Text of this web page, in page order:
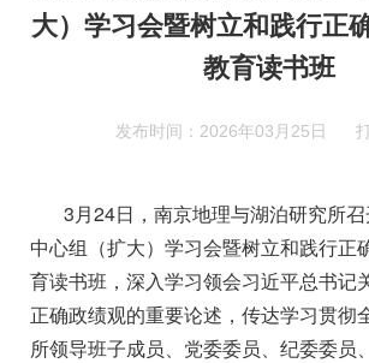
大）学习会暨树立和践行正
教育读书班
发布时间：2026年03月25日
3月24日，南京地理与湖泊研究所
中心组（扩大）学习会暨树立和践行正
育读书班，深入学习领会习近平总书记
正确政绩观的重要论述，传达学习贯彻
所领导班子成员、党委委员、纪委委员